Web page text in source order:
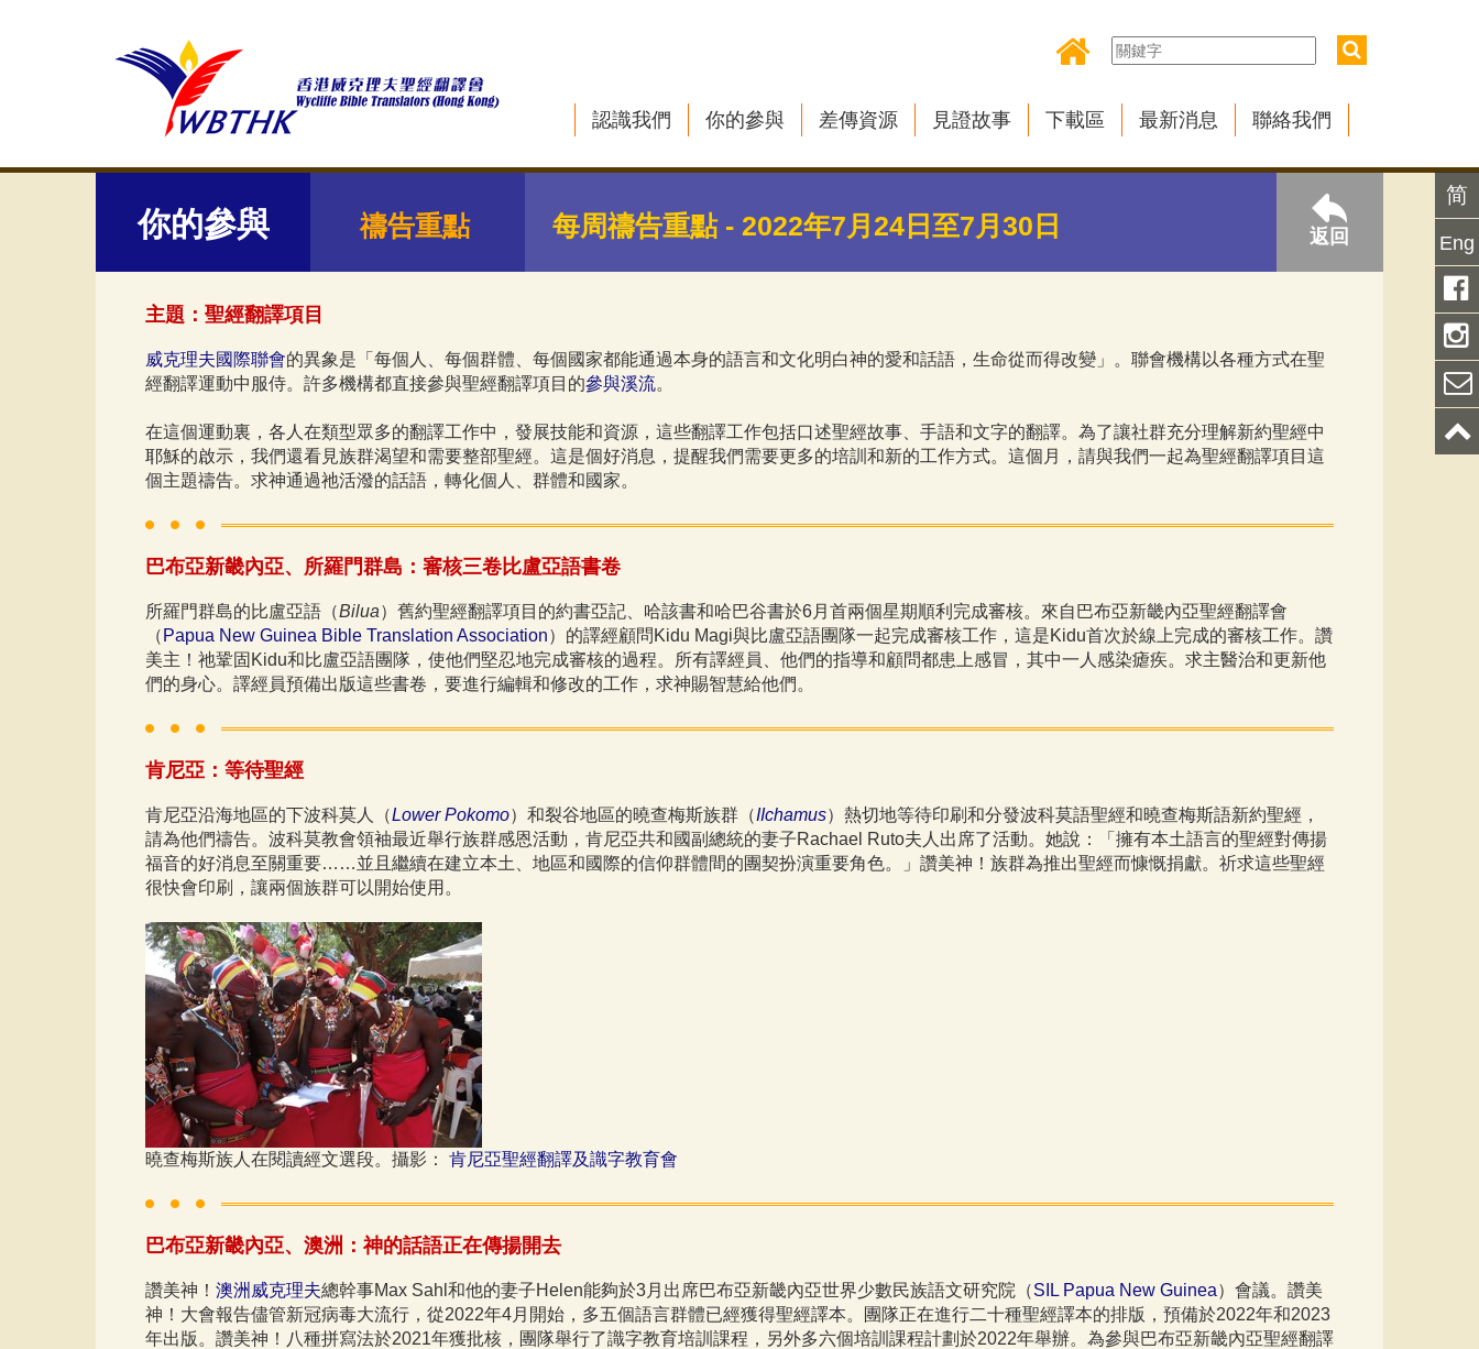
認識我們 你的參與 差傳資源 見證故事 下載區 最新消息 聯絡我們
你的參與 禱告重點 每周禱告重點 - 2022年7月24日至7月30日 返回
主題：聖經翻譯項目
威克理夫國際聯會的異象是「每個人、每個群體、每個國家都能通過本身的語言和文化明白神的愛和話語，生命從而得改變」。聯會機構以各種方式在聖
經翻譯運動中服侍。許多機構都直接參與聖經翻譯項目的參與溪流。
在這個運動裏，各人在類型眾多的翻譯工作中，發展技能和資源，這些翻譯工作包括口述聖經故事、手語和文字的翻譯。為了讓社群充分理解新約聖經中
耶穌的啟示，我們還看見族群渴望和需要整部聖經。這是個好消息，提醒我們需要更多的培訓和新的工作方式。這個月，請與我們一起為聖經翻譯項目這
個主題禱告。求神通過祂活潑的話語，轉化個人、群體和國家。
巴布亞新畿內亞、所羅門群島：審核三卷比盧亞語書卷
所羅門群島的比盧亞語（Bilua）舊約聖經翻譯項目的約書亞記、哈該書和哈巴谷書於6月首兩個星期順利完成審核。來自巴布亞新畿內亞聖經翻譯會
（ Papua New Guinea Bible Translation Association）的譯經顧問Kidu Magi與比盧亞語團隊一起完成審核工作，這是Kidu首次於線上完成的審核工作。讚
美主！祂鞏固Kidu和比盧亞語團隊，使他們堅忍地完成審核的過程。所有譯經員、他們的指導和顧問都患上感冒，其中一人感染瘧疾。求主醫治和更新他
們的身心。譯經員預備出版這些書卷，要進行編輯和修改的工作，求神賜智慧給他們。
肯尼亞：等待聖經
肯尼亞沿海地區的下波科莫人（Lower Pokomo）和裂谷地區的曉查梅斯族群（IIchamus）熱切地等待印刷和分發波科莫語聖經和曉查梅斯語新約聖經，
請為他們禱告。波科莫教會領袖最近舉行族群感恩活動，肯尼亞共和國副總統的妻子Rachael Ruto夫人出席了活動。她說：「擁有本土語言的聖經對傳揚
福音的好消息至關重要……並且繼續在建立本土、地區和國際的信仰群體間的團契扮演重要角色。」讚美神！族群為推出聖經而慷慨捐獻。祈求這些聖經
很快會印刷，讓兩個族群可以開始使用。
曉查梅斯族人在閱讀經文選段。攝影： 肯尼亞聖經翻譯及識字教育會
​巴布亞新畿內亞、澳洲：神的話語正在傳揚開去
讚美神！ 澳洲威克理夫總幹事Max Sahl和他的妻子Helen能夠於3月出席巴布亞新畿內亞世界少數民族語文研究院（SIL Papua New Guinea）會議。讚美
神！大會報告儘管新冠病毒大流行，從2022年4月開始，多五個語言群體已經獲得聖經譯本。團隊正在進行二十種聖經譯本的排版，預備於2022年和2023
年出版。讚美神！八種拼寫法於2021年獲批核，團隊舉行了識字教育培訓課程，另外多六個培訓課程計劃於2022年舉辦。為參與巴布亞新畿內亞聖經翻譯
简
Eng